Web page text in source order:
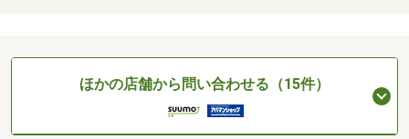
ほかの店舗から問い合わせる（15件）